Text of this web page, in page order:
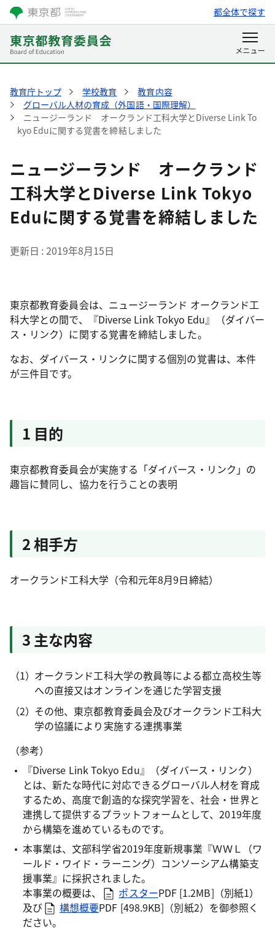
都全体で探す
教育庁トップ 学校教育
教育内容
グローバル人材の育成（外国語・国際理解）
ニュージーランド オークランド工科大学とDiverse Link To
kyo Eduに関する覚書を締結しました
ニュージーランド オークランド
工科大学とDiverse Link Tokyo
Eduに関する覚書を締結しました
更新日 2019年8月15日
東京都教育委員会は、ニュージーランド オークランド工
科大学との間で、『Diverse Link Tokyo Edu』（ダイバー
ス・リンク）に関する覚書を締結しました。
なお、ダイバース・リンクに関する個別の覚書は、本件
が三件目です。
1 目的
東京都教育委員会が実施する「ダイバース・リンク」の
趣旨に賛同し、協力を行うことの表明
2 相手方
オークランド工科大学（令和元年8月9日締結）
3 主な内容
オークランド工科大学の教員等による都立高校生等
への直接又はオンラインを通じた学習支援
その他、東京都教育委員会及びオークランド工科大
学の協議により実施する連携事業
（参考）
『Diverse Link Tokyo Edu』（ダイバース・リンク）
とは、新たな時代に対応できるグローバル人材を育成
するため、高度で創造的な探究学習を、社会・世界と
連携して提供するプラットフォームとして、2019年度
から構築を進めているものです。
本事業は、文部科学省2019年度新規事業『ＷＷＬ（ワ
ールド・ワイド・ラーニング）コンソーシアム構築支
援事業』に採択されました。
本事業の概要は、
ポスターPDF [1.2MB] （別紙1）
及び
構想概要PDF [498.9KB] （別紙2）を御参照く
ださい。